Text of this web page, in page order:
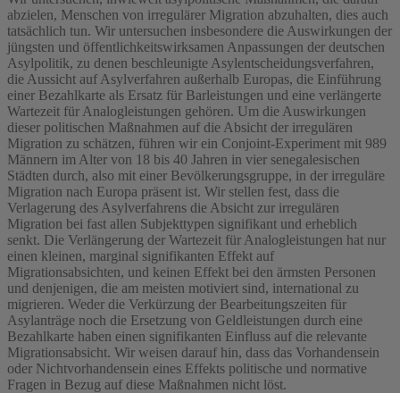
abzielen, Menschen von irregulärer Migration abzuhalten, dies auch
tatsächlich tun. Wir untersuchen insbesondere die Auswirkungen der
jüngsten und öffentlichkeitswirksamen Anpassungen der deutschen
Asylpolitik, zu denen beschleunigte Asylentscheidungsverfahren,
die Aussicht auf Asylverfahren außerhalb Europas, die Einführung
einer Bezahlkarte als Ersatz für Barleistungen und eine verlängerte
Wartezeit für Analogleistungen gehören. Um die Auswirkungen
dieser politischen Maßnahmen auf die Absicht der irregulären
Migration zu schätzen, führen wir ein Conjoint-Experiment mit 989
Männern im Alter von 18 bis 40 Jahren in vier senegalesischen
Städten durch, also mit einer Bevölkerungsgruppe, in der irreguläre
Migration nach Europa präsent ist. Wir stellen fest, dass die
Verlagerung des Asylverfahrens die Absicht zur irregulären
Migration bei fast allen Subjekttypen signifikant und erheblich
senkt. Die Verlängerung der Wartezeit für Analogleistungen hat nur
einen kleinen, marginal signifikanten Effekt auf
Migrationsabsichten, und keinen Effekt bei den ärmsten Personen
und denjenigen, die am meisten motiviert sind, international zu
migrieren. Weder die Verkürzung der Bearbeitungszeiten für
Asylanträge noch die Ersetzung von Geldleistungen durch eine
Bezahlkarte haben einen signifikanten Einfluss auf die relevante
Migrationsabsicht. Wir weisen darauf hin, dass das Vorhandensein
oder Nichtvorhandensein eines Effekts politische und normative
Fragen in Bezug auf diese Maßnahmen nicht löst.